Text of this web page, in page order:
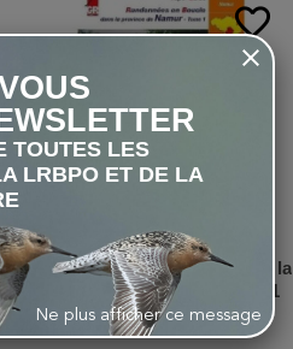
favorite_border
Randonnées en Boucle dans la
province de Namur - Tome 1
23,00 €
TOUTES LES
LRBPO ET DE LA
Ne plus afficher ce message